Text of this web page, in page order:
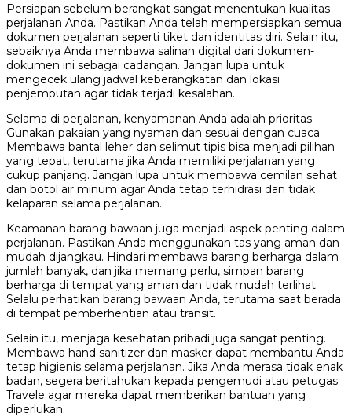
Persiapan sebelum berangkat sangat menentukan kualitas
perjalanan Anda. Pastikan Anda telah mempersiapkan semua
dokumen perjalanan seperti tiket dan identitas diri. Selain itu,
sebaiknya Anda membawa salinan digital dari dokumen-
dokumen ini sebagai cadangan. Jangan lupa untuk
mengecek ulang jadwal keberangkatan dan lokasi
penjemputan agar tidak terjadi kesalahan.
Selama di perjalanan, kenyamanan Anda adalah prioritas.
Gunakan pakaian yang nyaman dan sesuai dengan cuaca.
Membawa bantal leher dan selimut tipis bisa menjadi pilihan
yang tepat, terutama jika Anda memiliki perjalanan yang
cukup panjang. Jangan lupa untuk membawa cemilan sehat
dan botol air minum agar Anda tetap terhidrasi dan tidak
kelaparan selama perjalanan.
Keamanan barang bawaan juga menjadi aspek penting dalam
perjalanan. Pastikan Anda menggunakan tas yang aman dan
mudah dijangkau. Hindari membawa barang berharga dalam
jumlah banyak, dan jika memang perlu, simpan barang
berharga di tempat yang aman dan tidak mudah terlihat.
Selalu perhatikan barang bawaan Anda, terutama saat berada
di tempat pemberhentian atau transit.
Selain itu, menjaga kesehatan pribadi juga sangat penting.
Membawa hand sanitizer dan masker dapat membantu Anda
tetap higienis selama perjalanan. Jika Anda merasa tidak enak
badan, segera beritahukan kepada pengemudi atau petugas
Travele agar mereka dapat memberikan bantuan yang
diperlukan.